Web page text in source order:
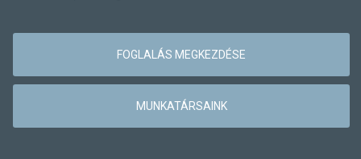
FOGLALÁS MEGKEZDÉSE
MUNKATÁRSAINK